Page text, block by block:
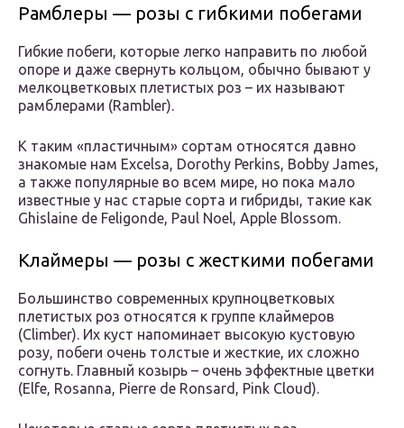
Рамблеры — розы с гибкими побегами
Гибкие побеги, которые легко направить по любой
опоре и даже свернуть кольцом, обычно бывают у
мелкоцветковых плетистых роз – их называют
рамблерами (Rambler).
К таким «пластичным» сортам относятся давно
знакомые нам Excelsa, Dorothy Perkins, Bobby James,
а также популярные во всем мире, но пока мало
известные у нас старые сорта и гибриды, такие как
Ghislaine de Feligonde, Paul Noel, Apple Blossom.
Клаймеры — розы с жесткими побегами
Большинство современных крупноцветковых
плетистых роз относятся к группе клаймеров
(Climber). Их куст напоминает высокую кустовую
розу, побеги очень толстые и жесткие, их сложно
согнуть. Главный козырь – очень эффектные цветки
(Elfe, Rosanna, Pierre de Ronsard, Pink Cloud).